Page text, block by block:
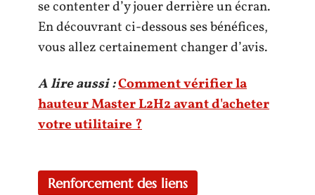
se contenter d’y jouer derrière un écran.
En découvrant ci-dessous ses bénéfices,
vous allez certainement changer d’avis.
A lire aussi :Comment vérifier la
hauteur Master L2H2 avant d'acheter
votre utilitaire ?
Renforcement des liens